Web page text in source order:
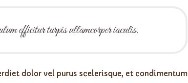
efficitur turpis ullamcorper iaculis.
dolor vel purus scelerisque, et condimentum